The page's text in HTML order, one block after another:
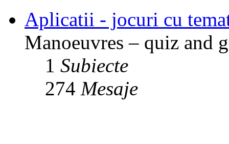
Aplicatii - jocuri cu
Manoeuvres – quiz and
1 Subiecte
274 Mesaje